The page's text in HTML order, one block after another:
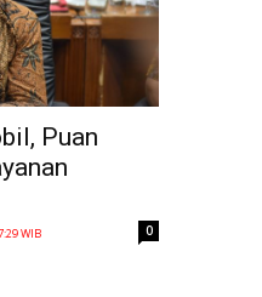
Puan
WIB 0